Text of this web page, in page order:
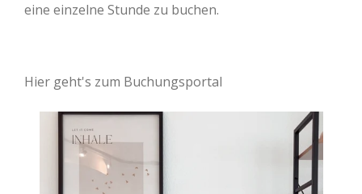
eine einzelne Stunde zu buchen.
Hier geht's zum Buchungsportal